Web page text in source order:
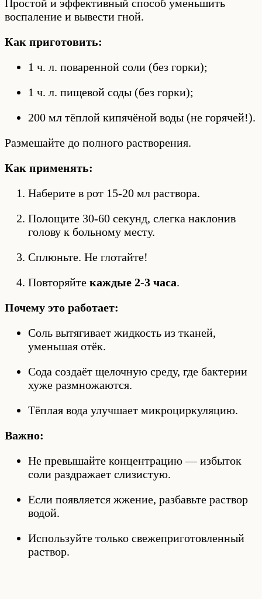
Простой и эффективный способ уменьшить
воспаление и вывести гной.
Как приготовить:
1 ч. л. поваренной соли (без горки);
1 ч. л. пищевой соды (без горки);
200 мл тёплой кипячёной воды (не горячей!).
Размешайте до полного растворения.
Как применять:
Наберите в рот 15-20 мл раствора.
Полощите 30-60 секунд, слегка наклонив
голову к больному месту.
Сплюньте. Не глотайте!
Повторяйте каждые 2-3 часа.
Почему это работает:
Соль вытягивает жидкость из тканей,
уменьшая отёк.
Сода создаёт щелочную среду, где бактерии
хуже размножаются.
Тёплая вода улучшает микроциркуляцию.
Важно:
Не превышайте концентрацию — избыток
соли раздражает слизистую.
Если появляется жжение, разбавьте раствор
водой.
Используйте только свежеприготовленный
раствор.